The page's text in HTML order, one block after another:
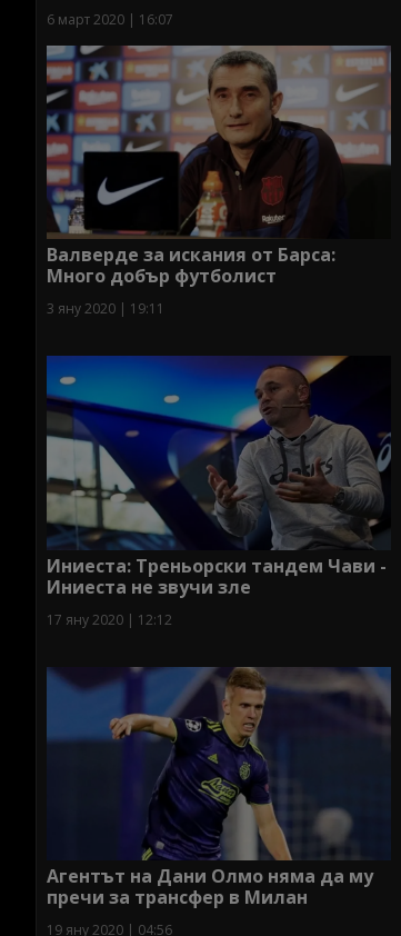
6 март 2020 | 16:07
Валверде за искания от Барса:
Много добър футболист
3 яну 2020 | 19:11
Иниеста: Треньорски тандем Чави -
Иниеста не звучи зле
17 яну 2020 | 12:12
Агентът на Дани Олмо няма да му
пречи за трансфер в Милан
19 яну 2020 | 04:56